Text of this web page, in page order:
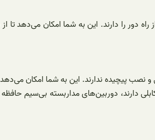
دور را دارند. این به شما امکان می‌دهد
نصب پیچیده ندارند. این به شما امکان